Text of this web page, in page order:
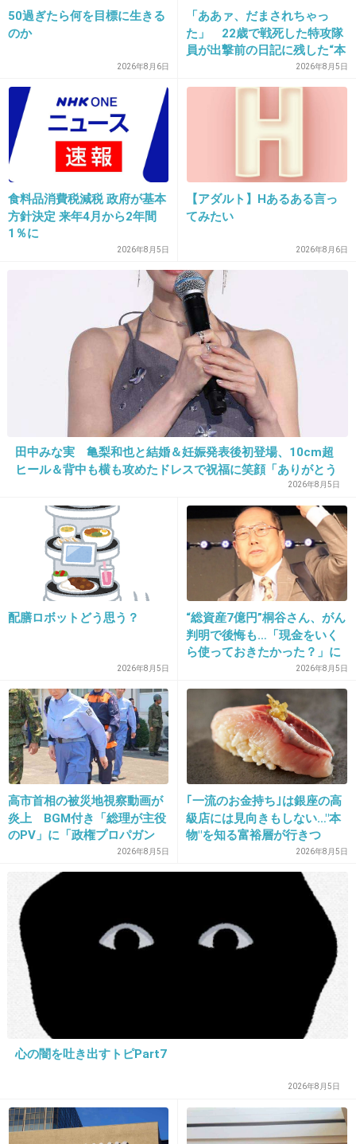
自分、女子高生じゃないんで興味なし
+30 -11
21. 匿名 2013/01/13(日) 08:06:12
ちょいちょいダサくて、かわいい
22. 匿名 2013/01/13(日) 08:07:14
２ちゃんねる「なんでも実況J」やその他関連板で使われて
新・なんJ用語集 Wiki*
新・なんJ用語集 Wiki* 新・なんJ用語集wikiなんJ wiki まとめ 用語 意
味 説明 歴史 野球 2ch[ ホーム| 新規| 編集| 添付]サイト内検索:HTML
convert time to 0.028 sec. ここを編集する メニュー ア行＋...挨拶AHRA相川
の放出が最大の補強ア...
+7 -5
2013/01/13(日) 08:08:15
いつの時代もJK用語があるけど、皆がみんな使
用してないことは分かってるわよ～。
+30 -7
24. 匿名2013/01/13(日) 08:08:39
>>9
5位のパティーン、意味分かんなくて調べてみたら、
パターンのことなんだね
これもネット発生なのか…
パティーン｜若者言葉辞典～あなたはわか
りますか？～
bosesound.blog133.fc2.com
パティーン｜若者言葉辞典～あなたはわかりますか？～パティーン｜若者
言葉辞典～あなたはわかりますか？～若者が使う言葉を【意味】【由来】
【使用例】を交え、わかりやすく解説します。HOME50音別索引新語・流
行語ネットスラングツイッター語ギャル語節約術HOME ≫ ...
-8
25. 匿名2013/01/13(日) 08:09:28
最初は女子高生用語だった「超」は定着したよ
ね
+24 -7
50過ぎたら何を目標に生きる
のか
2026年8月6日
「ああァ、だまされちゃっ
た」 22歳で戦死した特攻隊
員が出撃前の日記に残した“本
2026年8月5日
食料品消費税減税 政府が基本
方針決定 来年4月から2年間
1％に
2026年8月5日
【アダルト】Hあるある言っ
てみたい
2026年8月6日
田中みな実 亀梨和也と結婚＆妊娠発表後初登場、10cm超
ヒール＆背中も横も攻めたドレスで祝福に笑顔「ありがとう
2026年8月5日
配膳ロボットどう思う？
2026年8月5日
“総資産7億円”桐谷さん、がん
判明で後悔も…「現金をいく
ら使っておきたかった？」に
2026年8月5日
高市首相の被災地視察動画が
炎上 BGM付き「総理が主役
のPV」に「政権プロパガン
2026年8月5日
｢一流のお金持ち｣は銀座の高
級店には見向きもしない…"本
物"を知る富裕層が行きつ
く"究極のスシ"の正体2026年8月5日
心の闇を吐き出すトピPart7
2026年8月5日